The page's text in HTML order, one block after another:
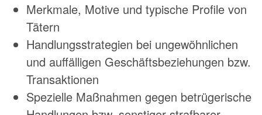
Merkmale, Motive und typische Profile von
Tätern
Handlungsstrategien bei ungewöhnlichen
und auffälligen Geschäftsbeziehungen bzw.
Transaktionen
Spezielle Maßnahmen gegen betrügerische